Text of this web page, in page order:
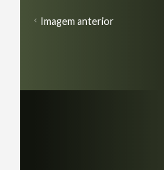
Imagem anterior